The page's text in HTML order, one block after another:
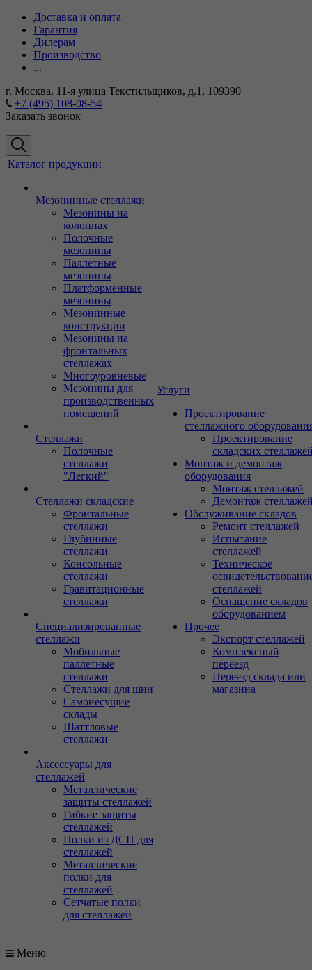
Доставка и оплата
Гарантия
Дилерам
Производство
...
г. Москва, 11-я улица Текстильщиков, д.1, 109390
+7 (495) 108-08-54
Заказать звонок
Каталог продукции
Мезонинные стеллажи
Мезонины на
колоннах
Полочные
мезонины
Паллетные
мезонины
Платформенные
мезонины
Мезонинные
конструкции
Мезонины на
фронтальных
стеллажах
Многоуровневые
Мезонины для
производственных
помещений
Стеллажи
Полочные
стеллажи
"Легкий"
Стеллажи складские
Фронтальные
стеллажи
Глубинные
стеллажи
Консольные
стеллажи
Гравитационные
стеллажи
Специализированные
стеллажи
Мобильные
паллетные
стеллажи
Стеллажи для шин
Самонесущие
склады
Шаттловые
стеллажи
Аксессуары для
стеллажей
Металлические
защиты стеллажей
Гибкие защиты
стеллажей
Полки из ДСП для
стеллажей
Металлические
полки для
стеллажей
Сетчатые полки
для стеллажей
Услуги
Проектирование
стеллажного
Проектирование
складских
Монтаж и демонтаж
оборудования
Монтаж стеллажей
Демонтаж
Обслуживание складов
Ремонт стеллажей
Испытание
стеллажей
Техническое
стеллажей
Оснащение складов
оборудованием
Прочее
Экспорт стеллажей
Комплексный
переезд
Переезд склада или
магазина
Меню